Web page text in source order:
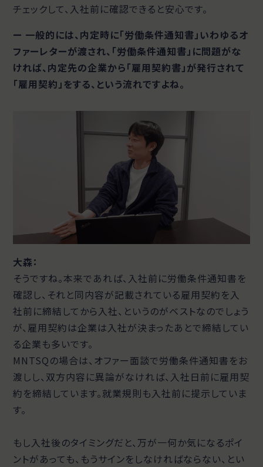
チェックして、入社前に確認できると安心です。
ー 一般的には、内定時に「労働条件通知書」いわゆるオ
ファーレターが渡され、「労働条件通知書」に問題がな
ければ、内定先の企業から「雇用契約書」が発行されて
「雇用契約」をする、という流れですよね。
大森：
そうですね。本来であれば、入社前に労働条件通知書を
確認し、それと同内容が記載されている雇用契約を入
社前に締結してから入社、というのがベストなのでしょう
が、雇用契約は企業は入社が決まったあとで締結してい
る企業も多いです。
MNTSQの場合は、オファー面談で労働条件通知書をお
渡しし、双方内容に異論がなければ、入社日前に雇用契
約を締結しています。就業規則も入社前に提示していま
す。
もし入社後のタイミングだと、万が一何か気になるポイ
ントがあっても、もうサインをしなければならない、とい